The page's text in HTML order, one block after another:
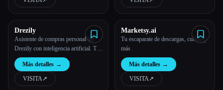
Drezily
Asistente de compras personal de
Drezily con inteligencia artificial. Te
ayuda a encontrar exactamente lo que
buscas en millones de productos y en
varias tiendas, con funciones como la
búsqueda conversacional y la entrada
Más detalles →
VISITA↗︎
Marketsy.ai
Tu escaparate de descargas, cursos y
más
Más detalles →
VISITA↗︎